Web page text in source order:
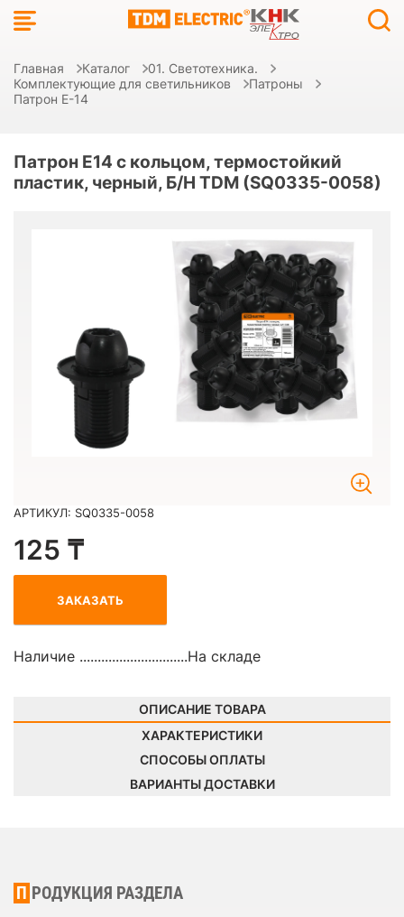
Главная Каталог
01. Светотехника.
Комплектующие для светильников
Патроны
Патрон Е-14
Патрон Е14 с кольцом, термостойкий
пластик, черный, Б/Н TDM (SQ0335-0058)
АРТИКУЛ: SQ0335-0058
125 ₸
ЗАКАЗАТЬ
Наличие ..............................На складе
ОПИСАНИЕ ТОВАРА
ХАРАКТЕРИСТИКИ
СПОСОБЫ ОПЛАТЫ
ВАРИАНТЫ ДОСТАВКИ
ПРОДУКЦИЯ РАЗДЕЛА